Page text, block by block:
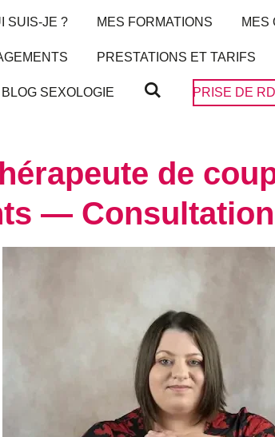
SUIS-JE ? MES FORMATIONS MES
PRESTATIONS ET TARIFS
BLOG SEXOLOGIE PRISE DE
de
—